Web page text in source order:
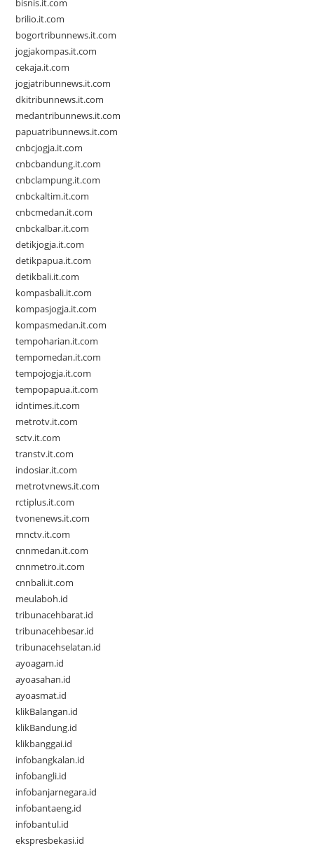
bisnis.it.com
brilio.it.com
bogortribunnews.it.com
jogjakompas.it.com
cekaja.it.com
jogjatribunnews.it.com
dkitribunnews.it.com
medantribunnews.it.com
papuatribunnews.it.com
cnbcjogja.it.com
cnbcbandung.it.com
cnbclampung.it.com
cnbckaltim.it.com
cnbcmedan.it.com
cnbckalbar.it.com
detikjogja.it.com
detikpapua.it.com
detikbali.it.com
kompasbali.it.com
kompasjogja.it.com
kompasmedan.it.com
tempoharian.it.com
tempomedan.it.com
tempojogja.it.com
tempopapua.it.com
idntimes.it.com
metrotv.it.com
sctv.it.com
transtv.it.com
indosiar.it.com
metrotvnews.it.com
rctiplus.it.com
tvonenews.it.com
mnctv.it.com
cnnmedan.it.com
cnnmetro.it.com
cnnbali.it.com
meulaboh.id
tribunacehbarat.id
tribunacehbesar.id
tribunacehselatan.id
ayoagam.id
ayoasahan.id
ayoasmat.id
klikBalangan.id
klikBandung.id
klikbanggai.id
infobangkalan.id
infobangli.id
infobanjarnegara.id
infobantaeng.id
infobantul.id
ekspresbekasi.id